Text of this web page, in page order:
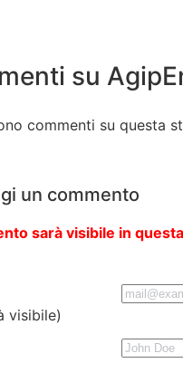
su
commenti su questa
un commento
sarà visibile in
visibile)